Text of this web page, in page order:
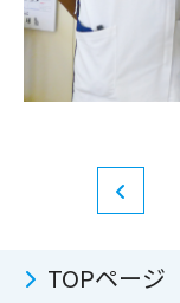
TOPページ